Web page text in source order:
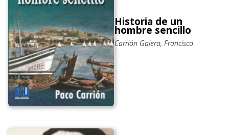
Historia de un
hombre sencillo
Carrión Galera, Francisco